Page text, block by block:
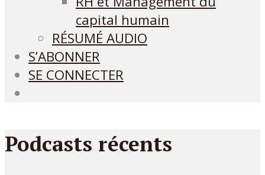
capital humain
RÉSUMÉ AUDIO
S’ABONNER
SE CONNECTER
Podcasts récents